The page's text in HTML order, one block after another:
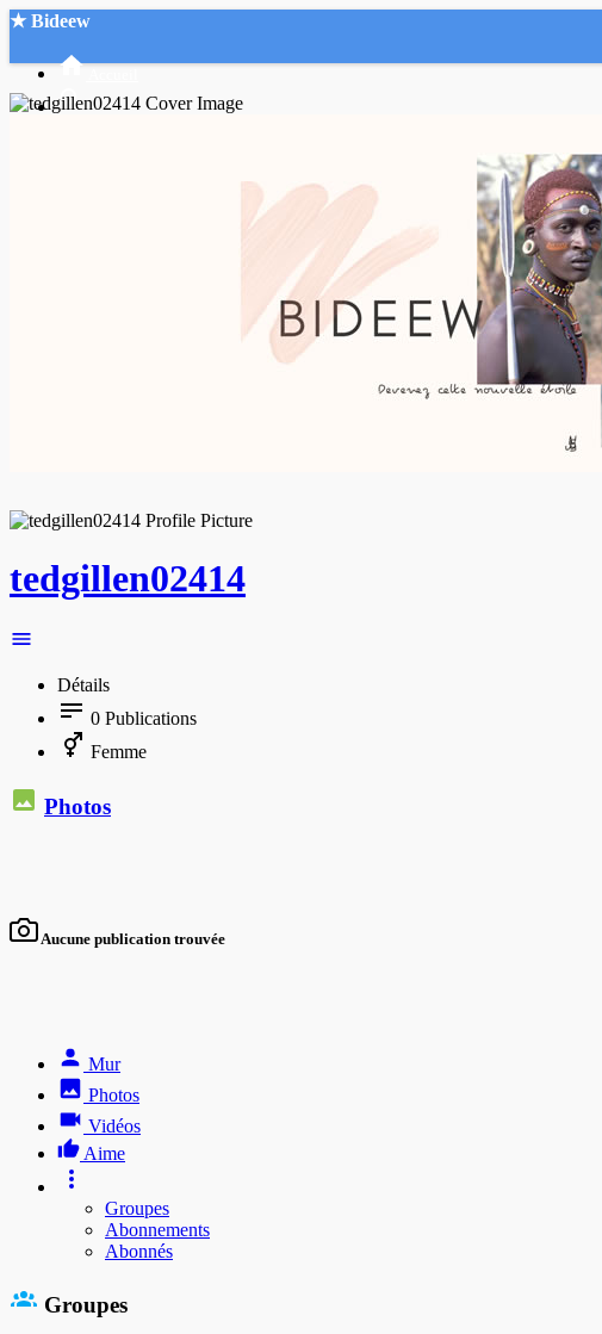
★ Bideew
tedgillen02414
Détails
0 Publications
Femme
Photos
Aucune publication trouvée
Mur
Photos
Vidéos
Aime
Groupes
Abonnements
Abonnés
Groupes